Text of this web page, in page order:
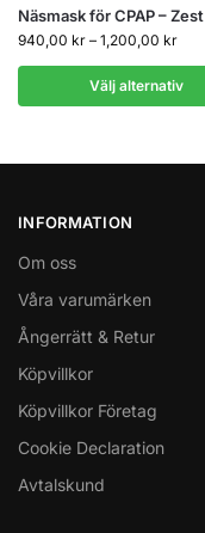
Näsmask för CPAP – Zest
940,00 kr – 1,200,00 kr
Välj alternativ
INFORMATION
Om oss
Våra varumärken
Ångerrätt & Retur
Köpvillkor
Köpvillkor Företag
Cookie Declaration
Avtalskund